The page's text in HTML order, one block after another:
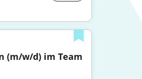
(m/w/d) im Team